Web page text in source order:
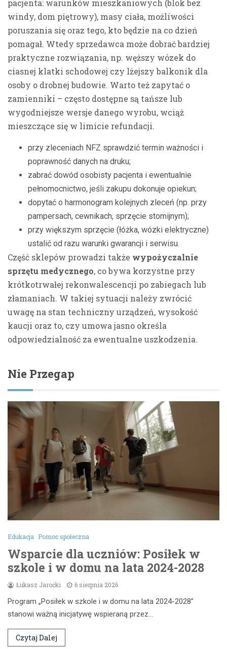
pacjenta: warunków mieszkaniowych (blok bez
windy, dom piętrowy), masy ciała, możliwości
poruszania się oraz tego, kto będzie na co dzień
pomagał. Wtedy sprzedawca może dobrać bardziej
praktyczne rozwiązania, np. węższy wózek do
ciasnej klatki schodowej czy lżejszy balkonik dla
osoby o drobnej budowie. Warto też zapytać o
zamienniki – często dostępne są tańsze lub
wygodniejsze wersje danego wyrobu, wciąż
mieszczące się w limicie refundacji.
przy zleceniach NFZ sprawdzić termin ważności i
poprawność danych na druku;
zabrać dowód osobisty pacjenta i ewentualnie
pełnomocnictwo, jeśli zakupu dokonuje opiekun;
dopytać o harmonogram kolejnych zleceń (np. przy
pampersach, cewnikach, sprzęcie stomijnym);
przy większym sprzęcie (łóżka, wózki elektryczne)
ustalić od razu warunki gwarancji i serwisu.
Część sklepów prowadzi także wypożyczalnie
sprzętu medycznego, co bywa korzystne przy
krótkotrwałej rekonwalescencji po zabiegach lub
złamaniach. W takiej sytuacji należy zwrócić
uwagę na stan techniczny urządzeń, wysokość
kaucji oraz to, czy umowa jasno określa
odpowiedzialność za ewentualne uszkodzenia.
Nie Przegap
Edukacja Pomoc społeczna
Wsparcie dla uczniów: Posiłek w
szkole i w domu na lata 2024-2028
Łukasz Jarocki 6 sierpnia 2026
Program „Posiłek w szkole i w domu na lata 2024-2028”
stanowi ważną inicjatywę wspieraną przez…
Czytaj Dalej